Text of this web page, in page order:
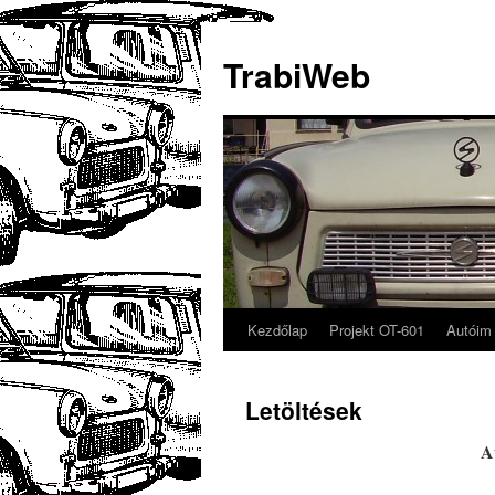
TrabiWeb
Kezdőlap Projekt OT-601 Autóim
Letöltések